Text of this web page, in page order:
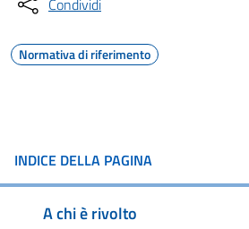
Condividi
Normativa di riferimento
INDICE DELLA PAGINA
A chi è rivolto